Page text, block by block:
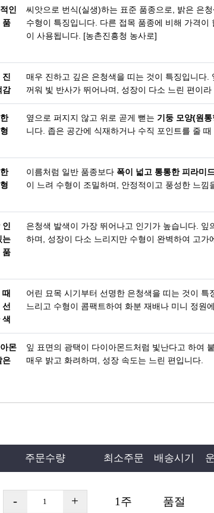
은청가문비
인
품
씨앗으로 번식(실생)하는 표준 품종으로, 밝은 은
수형이 특징입니다. 다른 접목 품종에 비해 가격이
이 사용됩니다. [농촌진흥청 농사로]
감
매우 진하고 깊은 은청색을 띠는 것이 특징입니다.
꺼워 빛 반사가 뛰어나며, 성장이 다소 느린 편이라
옆으로 퍼지지 않고 위로 곧게 뻗는 기둥 모양(원통
니다. 좁은 공간에 식재하거나 수직 포인트를 줄 때
이름처럼 일반 품종보다 폭이 넓고 통통한 피라미
이 느려 수형이 조밀하며, 안정적이고 풍성한 느낌
는
품
은청색 발색이 가장 뛰어나고 인기가 높습니다. 잎
하며, 성장이 다소 느리지만 수형이 완벽하여 고가
색
어린 묘목 시기부터 선명한 은청색을 띠는 것이 특
느리고 수형이 콤팩트하여 화분 재배나 미니 정원
몬
은
잎 표면의 광택이 다이아몬드처럼 빛난다고 하여
매우 밝고 화려하며, 성장 속도는 느린 편입니다.
주문수량 최소주문 배송시기
1 주 품절